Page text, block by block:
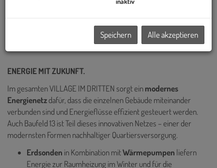
Donaukanal. Auch das VILLAGE IM DRITTEN reiht sich in diese
ENERGIE MIT ZUKUNFT.
Im gesamten VILLAGE IM DRITTEN sorgt einmodernes
Energienetzdafür, dass die einzelnen Gebäude miteinander
verbunden sind und Energieflüsse effizient gesteuert werden.
Auch Baufeld 13 ist Teil dieses innovativen Netzes – einer der
modernsten Formen nachhaltiger Quartiersversorgung.
Erdsonden in Kombination mitWärmepumpen liefern
Energie zurRaumheizung im Winter und für die
Speichern Alle akzeptieren